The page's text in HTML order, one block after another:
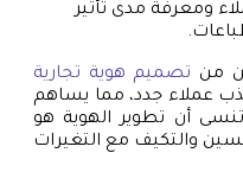
ومعرفة مدى تأثير
من تصميم هوية تجارية
عملاء جدد، مما يساهم
أن تطوير الهوية هو
والتكيف مع التغيرات